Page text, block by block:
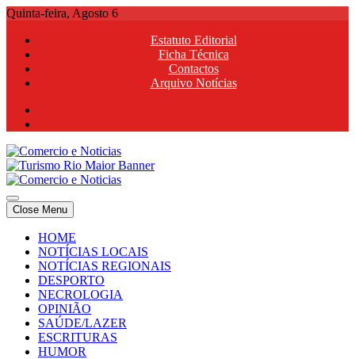
Skip
content
Quinta-feira, Agosto 6
Estatuto Editorial
Ficha Técnica
Contactos
Arquivo Notícias
Comercio e Noticias
Notícias e Publicidade Online
Comercio e Noticias
Notícias e Publicidade Online
Close Menu
HOME
NOTÍCIAS LOCAIS
NOTÍCIAS REGIONAIS
DESPORTO
NECROLOGIA
OPINIÃO
SAÚDE/LAZER
ESCRITURAS
HUMOR